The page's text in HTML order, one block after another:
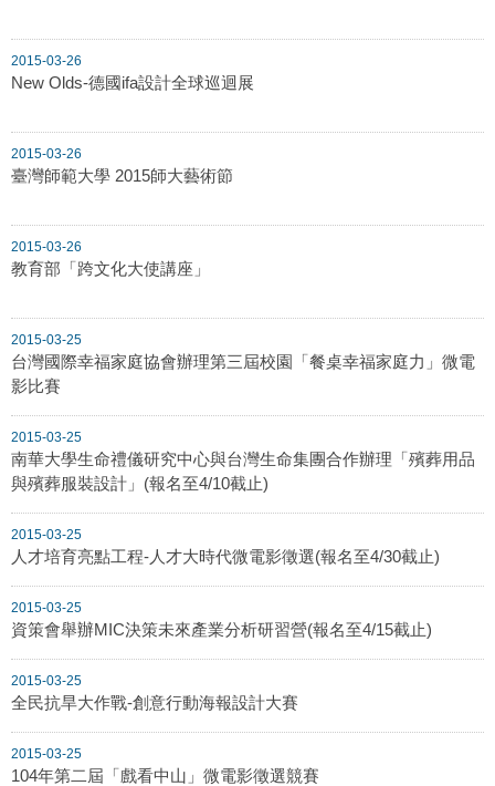
2015-03-26
New Olds-德國ifa設計全球巡迴展
2015-03-26
臺灣師範大學 2015師大藝術節
2015-03-26
教育部「跨文化大使講座」
2015-03-25
台灣國際幸福家庭協會辦理第三屆校園「餐桌幸福家庭力」微電
影比賽
2015-03-25
南華大學生命禮儀研究中心與台灣生命集團合作辦理「殯葬用品
與殯葬服裝設計」(報名至4/10截止)
2015-03-25
人才培育亮點工程-人才大時代微電影徵選(報名至4/30截止)
2015-03-25
資策會舉辦MIC決策未來產業分析研習營(報名至4/15截止)
2015-03-25
全民抗旱大作戰-創意行動海報設計大賽
2015-03-25
104年第二屆「戲看中山」微電影徵選競賽